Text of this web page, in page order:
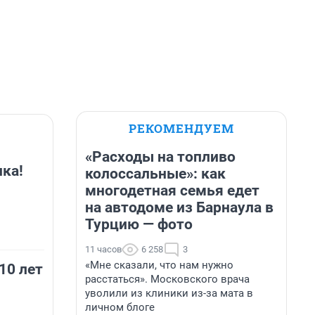
лет
РЕКОМЕНДУЕМ
«Расходы на топливо
колоссальные»: как
многодетная семья едет
на автодоме из Барнаула в
Турцию — фото
11 часов 6 258 3
«Мне сказали, что нам нужно
расстаться». Московского врача
уволили из клиники из-за мата в
личном блоге